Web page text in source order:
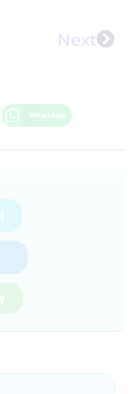
Next
WhatsApp